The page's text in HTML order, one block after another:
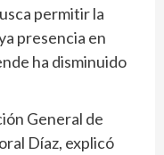
permitir la
presencia en
ha disminuido
General de
Díaz, explicó